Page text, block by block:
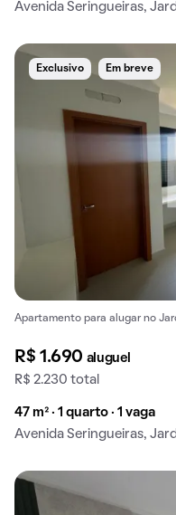
Avenida Seringueiras,
Exclusivo Em breve
Apartamento para alugar no
R$ 1.690 aluguel
R$ 2.230 total
47 m² · 1 quarto · 1 vaga
Avenida Seringueiras,